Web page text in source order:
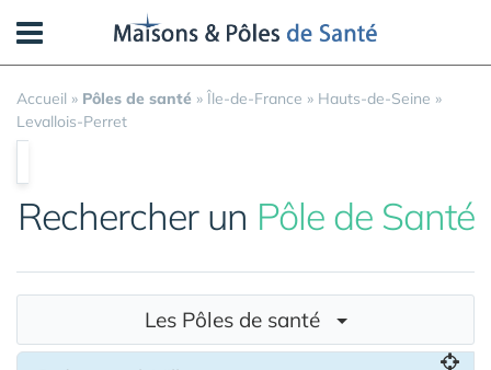
Accueil » Pôles de santé » Île-de-France » Hauts-de-Seine »
Levallois-Perret
Rechercher un Pôle de Santé
Les Pôles de santé
Panneau de gestion des cookies